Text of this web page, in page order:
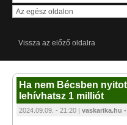
Vissza az előző oldalra
Ha nem Bécsben
lehívhatsz 1 milliót
2024.09.09. - 21:20 | vaskarika.hu